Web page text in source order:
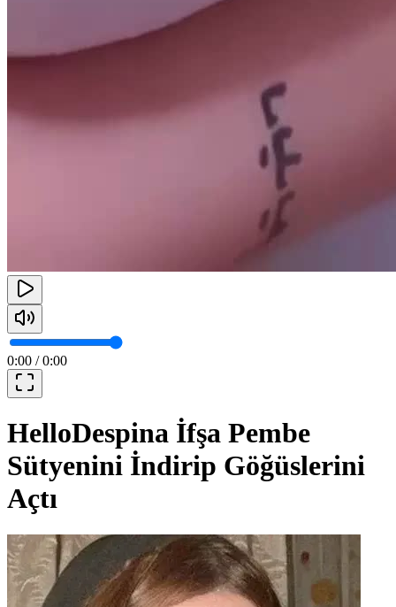
0:00 /0:00
HelloDespina İfşa Pembe
Sütyenini İndirip Göğüslerini
Açtı